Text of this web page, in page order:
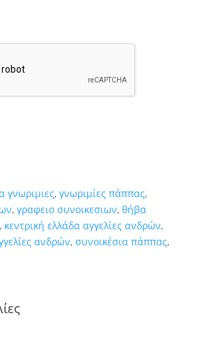
γνωριμιες, γνωριμίες πάππας,
, γραφειο συνοικεσιων, θήβα
, κεντρική ελλάδα αγγελίες ανδρών,
ανδρών, συνοικέσια πάππας,